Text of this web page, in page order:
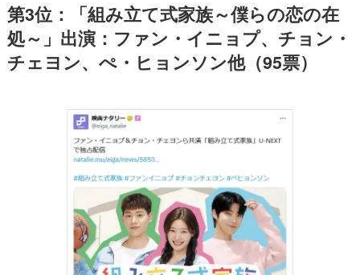
第3位：「組み立て式家族～僕らの恋の在
処～」出演：ファン・イニョプ、チョン・
チェヨン、ぺ・ヒョンソン他（95票）